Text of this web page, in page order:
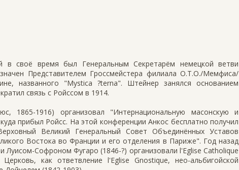
в своё время был Генеральным Секретарём немецкой ветви
Представителем Гроссмейстера филиала O.T.O./Мемфиса/
названного "Mystica ?terna". Штейнер занялся основанием
связь с Ройссом в 1914.
1865-1916) организовал "Интернациональную масонскую и
прибыл Ройсс. На этой конференции Анкос бесплатно получил
Великий Генеральный Совет Объединённых Уставов
Востока во Франции и его отделения в Париже". Год назад
Луисом-Софроном Фугаро (1846-?) организовали l'Eglise Catholique
как ответвление l'Eglise Gnostique, нео-альбигойской